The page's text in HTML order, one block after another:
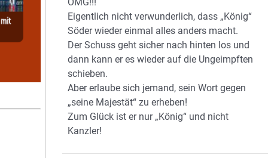
Eigentlich nicht verwunderlich, dass „König“
Söder wieder einmal alles anders macht.
Der Schuss geht sicher nach hinten los und
dann kann er es wieder auf die Ungeimpften
schieben.
Aber erlaube sich jemand, sein Wort gegen
„seine Majestät“ zu erheben!
Zum Glück ist er nur „König“ und nicht
Kanzler!